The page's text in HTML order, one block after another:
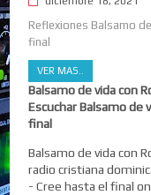
Reflexiones Balsamo
final
VER MAS..
Balsamo de vida con
Escuchar Balsamo de
final
Balsamo de vida con
radio cristiana
- Cree hasta el final